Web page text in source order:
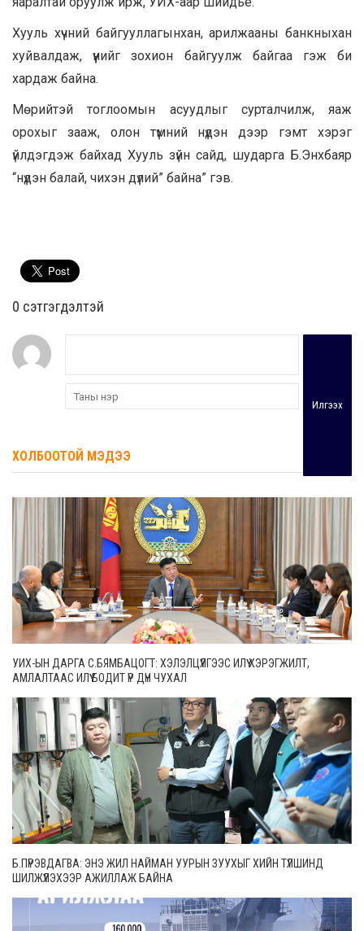
Хууль хүчний байгууллагынхан, арилжааны банкныхан
хуйвалдаж, үүнийг зохион байгуулж байгаа гэж би
хардаж байна.
Мөрийтэй тоглоомын асуудлыг сурталчилж, яаж
орохыг зааж, олон түмний нүдэн дээр гэмт хэрэг
үйлдэгдэж байхад Хууль зүйн сайд, шударга Б.Энхбаяр
“нүдэн балай, чихэн дүлий” байна” гэв.
0 cэтгэгдэлтэй
Илгээх
ХОЛБООТОЙ МЭДЭЭ
УИХ-ЫН ДАРГА С.БЯМБАЦОГТ: ХЭЛЭЛЦҮҮЛГЭЭС ИЛҮҮ ХЭРЭГЖИЛТ,
АМЛАЛТААС ИЛҮҮ БОДИТ ҮР ДҮН ЧУХАЛ
Б.ПҮРЭВДАГВА: ЭНЭ ЖИЛ НАЙМАН УУРЫН ЗУУХЫГ ХИЙН ТҮЛШИНД
ШИЛЖҮҮЛЭХЭЭР АЖИЛЛАЖ БАЙНА